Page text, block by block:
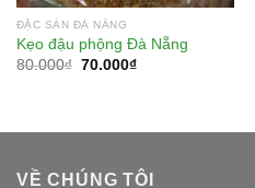
ĐẶC SẢN ĐÀ NẴNG
Kẹo đậu phộng Đà Nẵng
80.000₫ 70.000₫
VỀ CHÚNG TÔI